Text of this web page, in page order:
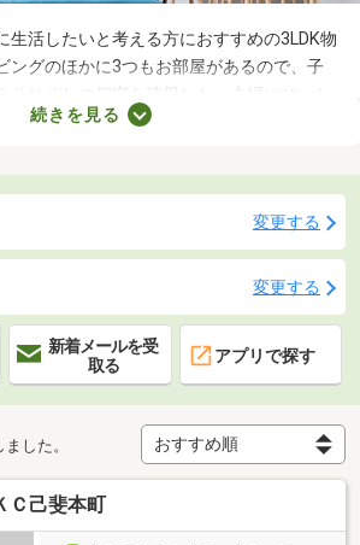
生活したいと考える方におすすめの3LDK物
ングのほかに3つもお部屋があるので、子
それぞれの個室を確保したい夫婦にぴった
しい設備を用意しているところもあるの
続きを見る
変更する
変更する
新着メールを受
取る
アプリで探す
した。
Ｃ己斐本町